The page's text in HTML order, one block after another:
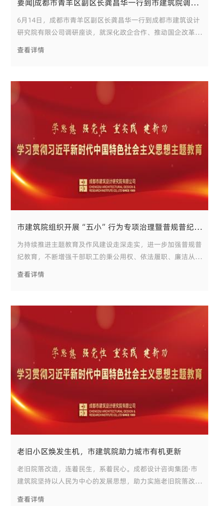
要闻|成都市青羊区副区长龚昌华一行到市建筑院调研座谈
6月14日，成都市青羊区副区长龚昌华一行到成都市建筑设计
研究院有限公司调研座谈，就深化政企合作、推动国企改革等
方面进行了深入交流。市建筑院党委委员、总工程师陈彬，副
总经理王武参加座谈。 王武对龚昌华一行的到来表示热烈欢
查看详情
市建筑院组织开展“五小”行为专项治理暨普规普纪专题培训
为持续推进主题教育及作风建设走深走实，进一步加强普规普
纪教育，不断增强干部职工的秉公用权、依法履职、廉洁从业
意识，切实提高拒腐防变能力，近日，按照集团开展“五
小”行为专项治理的工作要求及院普规普纪计划安排，集团纪
专题培训，集团部门负责人、关键岗
查看详情
老旧小区焕发生机，市建筑院助力城市有机更新
老旧院落改造，连着民生，系着民心。成都设计咨询集团·市
建筑院坚持以人民为中心的发展思想，助力实施老旧院落改
造，解决目前老城存在的突出问题，实现城市安全韧性、功能
查看详情